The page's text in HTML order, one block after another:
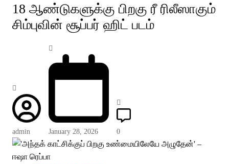
18 ஆண்டுகளுக்கு பிறகு ரீ ரிலீஸாகும்
சிம்புவின் சூப்பர் ஹிட் படம்
admin January 28, 2026 0